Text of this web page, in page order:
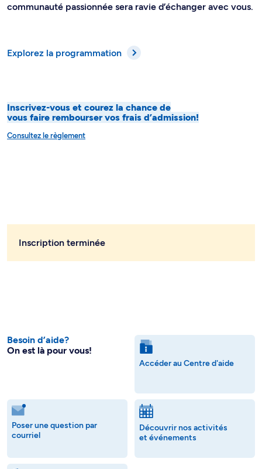
communauté passionnée sera ravie d’échanger avec vous.
Explorez la programmation
Inscrivez-vous et courez la chance de
vous faire rembourser vos frais d’admission!
Consultez le règlement
Inscription terminée
Besoin d’aide?
On est là pour vous!
Accéder au Centre d'aide
Poser une question par
courriel
Découvrir nos activités
et événements